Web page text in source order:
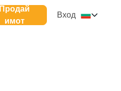
Продай
имот
Вход